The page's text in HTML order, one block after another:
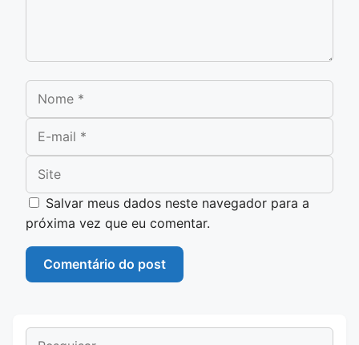
Nome
E-mail
Site
Salvar meus dados neste navegador para a
próxima vez que eu comentar.
Pesquisar